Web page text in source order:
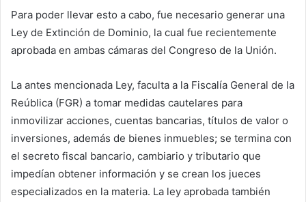
Para poder llevar esto a cabo, fue necesario generar una
Ley de Extinción de Dominio, la cual fue recientemente
aprobada en ambas cámaras del Congreso de la Unión.
La antes mencionada Ley, faculta a la Fiscalía General de la
Reública (FGR) a tomar medidas cautelares para
inmovilizar acciones, cuentas bancarias, títulos de valor o
inversiones, además de bienes inmuebles; se termina con
el secreto fiscal bancario, cambiario y tributario que
impedían obtener información y se crean los jueces
especializados en la materia. La ley aprobada también